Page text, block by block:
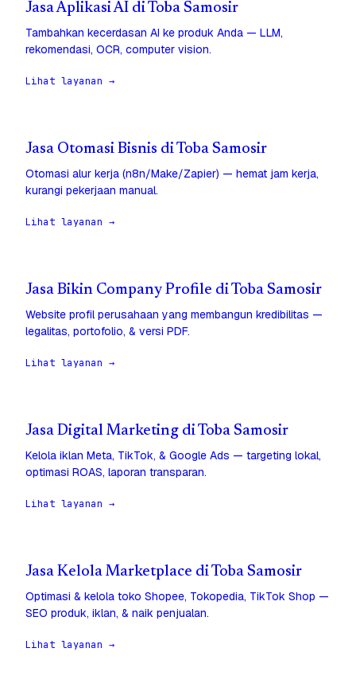
Jasa Aplikasi AI di Toba Samosir
Tambahkan kecerdasan AI ke produk Anda — LLM,
rekomendasi, OCR, computer vision.
Lihat layanan →
Jasa Otomasi Bisnis di Toba Samosir
Otomasi alur kerja (n8n/Make/Zapier) — hemat jam kerja,
kurangi pekerjaan manual.
Lihat layanan →
Jasa Bikin Company Profile di Toba Samosir
Website profil perusahaan yang membangun kredibilitas —
legalitas, portofolio, & versi PDF.
Lihat layanan →
Jasa Digital Marketing di Toba Samosir
Kelola iklan Meta, TikTok, & Google Ads — targeting lokal,
optimasi ROAS, laporan transparan.
Lihat layanan →
Jasa Kelola Marketplace di Toba Samosir
Optimasi & kelola toko Shopee, Tokopedia, TikTok Shop —
SEO produk, iklan, & naik penjualan.
Lihat layanan →